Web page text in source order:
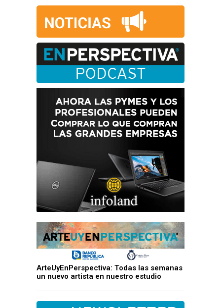
ArteUyEnPerspectiva: Todas las semanas
un nuevo artista en nuestro estudio